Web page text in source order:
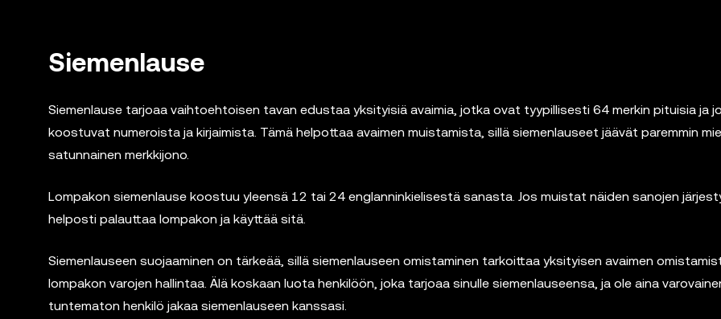
Siemenlause
Siemenlause tarjoaa vaihtoehtoisen tavan edustaa yksityisiä avaimia, jotka ovat tyypillisesti 64 merkin pituisia ja
koostuvat numeroista ja kirjaimista. Tämä helpottaa avaimen muistamista, sillä siemenlauseet jäävät paremmin
satunnainen merkkijono.
Lompakon siemenlause koostuu yleensä 12 tai 24 englanninkielisestä sanasta. Jos muistat näiden sanojen
helposti palauttaa lompakon ja käyttää sitä.
Siemenlauseen suojaaminen on tärkeää, sillä siemenlauseen omistaminen tarkoittaa yksityisen avaimen
lompakon varojen hallintaa. Älä koskaan luota henkilöön, joka tarjoaa sinulle siemenlauseensa, ja ole aina
tuntematon henkilö jakaa siemenlauseen kanssasi.